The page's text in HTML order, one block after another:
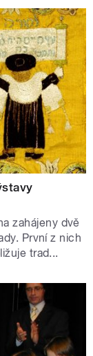
zahájeny dvě
První z nich
trad...